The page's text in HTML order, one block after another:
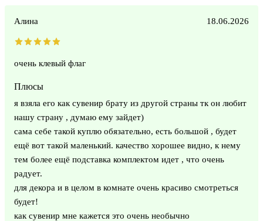
Алина 18.06.2026
очень клевый флаг
Плюсы
я взяла его как сувенир брату из другой страны тк он любит
нашу страну , думаю ему зайдет)
сама себе такой куплю обязательно, есть большой , будет
ещё вот такой маленький. качество хорошее видно, к нему
тем более ещё подставка комплектом идет , что очень
радует.
для декора и в целом в комнате очень красиво смотреться
будет!
как сувенир мне кажется это очень необычно